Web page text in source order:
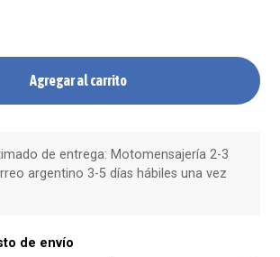
Agregar al carrito
de entrega: Motomensajería 2-3
argentino 3-5 días hábiles una vez
de envío